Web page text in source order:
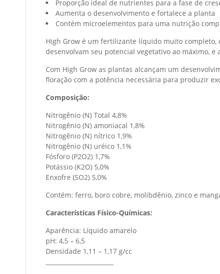
Proporção ideal de nutrientes para a fase de
Aumenta o desenvolvimento e fortalece a planta
Contém microelementos para uma nutrição
High Grow é um fertilizante líquido muito
desenvolvam seu potencial vegetativo ao máximo,
Com High Grow as plantas alcançam um
floração com a potência necessária para produzir
Composição:
Nitrogênio (N) Total 4,8%
Nitrogênio (N) amoniacal 1,8%
Nitrogênio (N) nítrico 1,9%
Nitrogênio (N) uréico 1,1%
Fósforo (P2O2) 1,7%
Potássio (K2O) 5,0%
Enxofre (SO2) 5,0%
Contém: ferro, boro cobre, molibdênio, zinco e
Características Físico-Químicas:
Aparência: Líquido amarelo
pH: 4,5 – 6,5
Densidade 1,11 – 1,17 g/cc